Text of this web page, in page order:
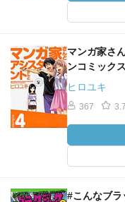
マンガ家さ
ンコミック
ヒロユキ
367
#こんなブ